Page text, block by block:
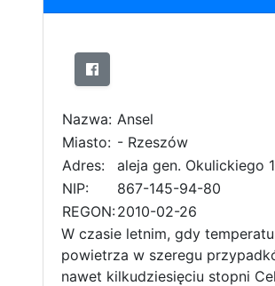
Nazwa: Ansel
Miasto: - Rzeszów
Adres:
aleja gen. Okulickiego
NIP:
867-145-94-80
REGON:2010-02-26
W czasie letnim, gdy
powietrza w szeregu
nawet kilkudziesięciu stopni